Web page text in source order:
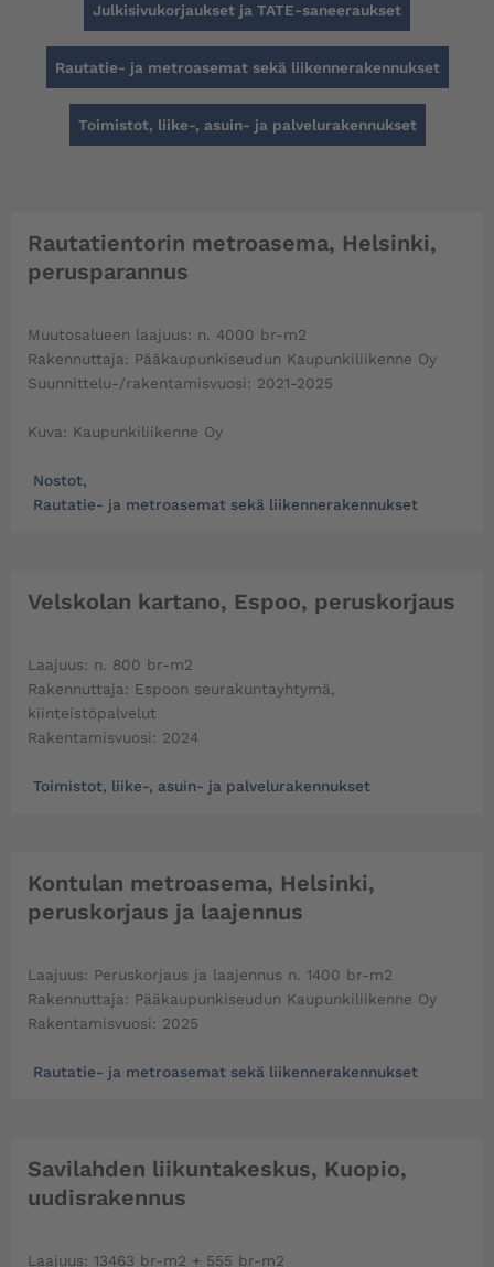
Julkisivukorjaukset ja TATE-saneeraukset
Rautatie- ja metroasemat sekä liikennerakennukset
Toimistot, liike-, asuin- ja palvelurakennukset
Rautatientorin metroasema, Helsinki,
perusparannus
Muutosalueen laajuus: n. 4000 br-m2
Rakennuttaja: Pääkaupunkiseudun Kaupunkiliikenne Oy
Suunnittelu-/rakentamisvuosi: 2021-2025
Kuva: Kaupunkiliikenne Oy
Nostot,
Rautatie- ja metroasemat sekä liikennerakennukset
Velskolan kartano, Espoo, peruskorjaus
Laajuus: n. 800 br-m2
Rakennuttaja: Espoon seurakuntayhtymä,
kiinteistöpalvelut
Rakentamisvuosi: 2024
Toimistot, liike-, asuin- ja palvelurakennukset
Kontulan metroasema, Helsinki,
peruskorjaus ja laajennus
Laajuus: Peruskorjaus ja laajennus n. 1400 br-m2
Rakennuttaja: Pääkaupunkiseudun Kaupunkiliikenne Oy
Rakentamisvuosi: 2025
Rautatie- ja metroasemat sekä liikennerakennukset
Savilahden liikuntakeskus, Kuopio,
uudisrakennus
Laajuus: 13463 br-m2 + 555 br-m2